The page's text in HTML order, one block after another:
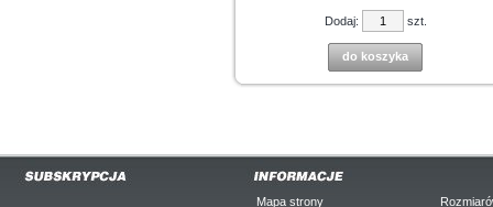
Dodaj: szt.
do koszyka
Mapa strony